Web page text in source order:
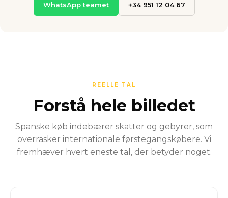
WhatsApp teamet +34 951 12 04 67
REELLE TAL
Forstå hele billedet
Spanske køb indebærer skatter og gebyrer, som
overrasker internationale førstegangskøbere. Vi
fremhæver hvert eneste tal, der betyder noget.